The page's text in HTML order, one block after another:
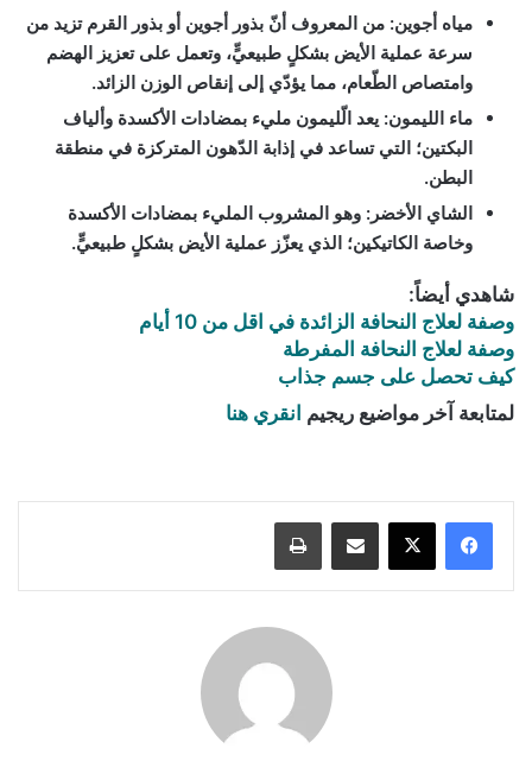
مياه أجوين: من المعروف أنّ بذور أجوين أو بذور القرم تزيد من
سرعة عملية الأيض بشكلٍ طبيعيٍّ، وتعمل على تعزيز الهضم
وامتصاص الطّعام، مما يؤدّي إلى إنقاص الوزن الزائد.
ماء الليمون: يعد الّليمون مليء بمضادات الأكسدة وألياف
البكتين؛ التي تساعد في إذابة الدّهون المتركزة في منطقة
البطن.
الشاي الأخضر: وهو المشروب المليء بمضادات الأكسدة
وخاصة الكاتيكين؛ الذي يعزّز عملية الأيض بشكلٍ طبيعيٍّ.
شاهدي أيضاً:
وصفة لعلاج النحافة الزائدة في اقل من 10 أيام
وصفة لعلاج النحافة المفرطة
كيف تحصل على جسم جذاب
لمتابعة آخر مواضيع ريجيم انقري هنا
مشاركة عبر البريد طباعة